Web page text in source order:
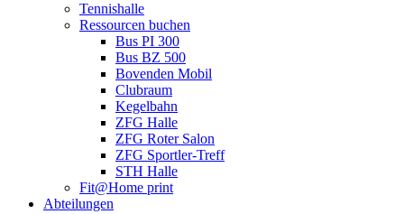
Tennishalle
Ressourcen buchen
Bus PI 300
Bus BZ 500
Bovenden Mobil
Clubraum
Kegelbahn
ZFG Halle
ZFG Roter Salon
ZFG Sportler-Treff
STH Halle
Fit@Home print
Abteilungen